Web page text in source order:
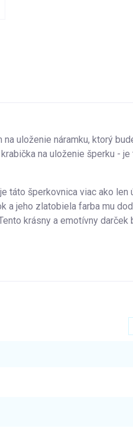
uloženie náramku, ktorý
na uloženie šperku -
táto šperkovnica viac ako len
a jeho zlatobiela farba mu
krásny a emotívny